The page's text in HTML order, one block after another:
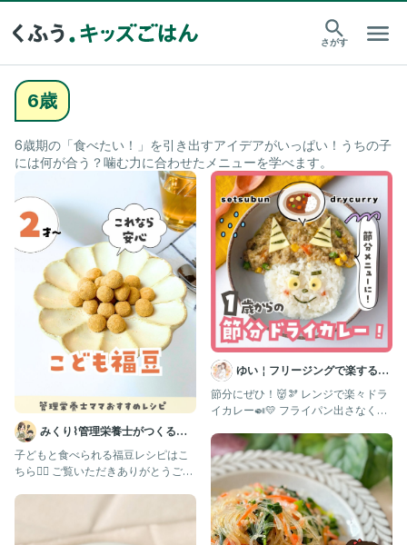
さがす
6歳
6歳期の「食べたい！」を引き出すアイデアがいっぱい！うちの子
には何が合う？噛む力に合わせたメニューを学べます。
みくり⌇管理栄養士がつくる幼
児食レシピ
子どもと食べられる福豆レシピはこ
ちら💁‍♀️ ご覧いただきありがとうござ
ゆい￤フリージングで楽する離
乳食 幼児食 | 簡単作りおき
節分にぜひ！👹🫘 レンジで楽々ドラ
イカレー🍛💛 フライパン出さなくて